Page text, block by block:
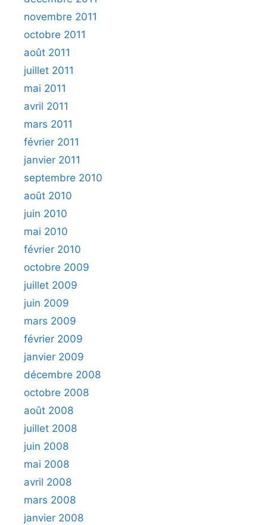
novembre 2011
octobre 2011
août 2011
juillet 2011
mai 2011
avril 2011
mars 2011
février 2011
janvier 2011
septembre 2010
août 2010
juin 2010
mai 2010
février 2010
octobre 2009
juillet 2009
juin 2009
mars 2009
février 2009
janvier 2009
décembre 2008
octobre 2008
août 2008
juillet 2008
juin 2008
mai 2008
avril 2008
mars 2008
janvier 2008